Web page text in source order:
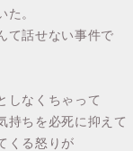
た。
て話せない事件で
しなくちゃって
持ちを必死に抑えて
くる怒りが